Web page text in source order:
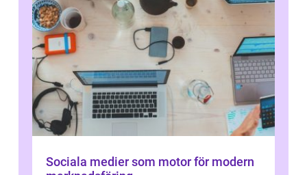
Sociala medier som motor för modern